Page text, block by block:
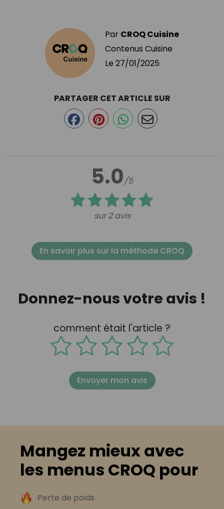
Par CROQ Cuisine
Contenus Cuisine
Le 27/01/2025
5.0/5
sur 2 avis
PARTAGER CET ARTICLE SUR
En savoir plus sur la méthode CROQ
Donnez-nous votre avis !
comment était l'article ?
Envoyer mon avis
Mangez mieux avec
les menus CROQ pour
Perte de poids